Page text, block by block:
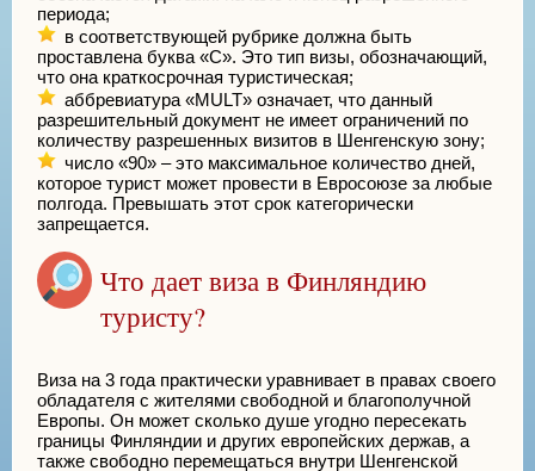
периода;
в соответствующей рубрике должна быть
проставлена буква «С». Это тип визы, обозначающий,
что она краткосрочная туристическая;
аббревиатура «MULT» означает, что данный
разрешительный документ не имеет ограничений по
количеству разрешенных визитов в Шенгенскую зону;
число «90» – это максимальное количество дней,
которое турист может провести в Евросоюзе за любые
полгода. Превышать этот срок категорически
запрещается.
Что дает виза в Финляндию
туристу?
Виза на 3 года практически уравнивает в правах своего
обладателя с жителями свободной и благополучной
Европы. Он может сколько душе угодно пересекать
границы Финляндии и других европейских держав, а
также свободно перемещаться внутри Шенгенской